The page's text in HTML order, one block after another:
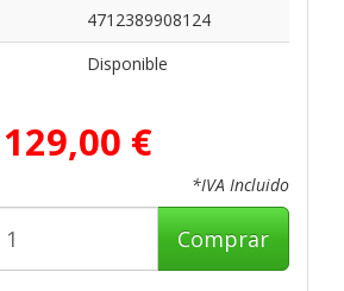
4712389908124
Disponible
129,00 €
*IVA Incluido
Comprar